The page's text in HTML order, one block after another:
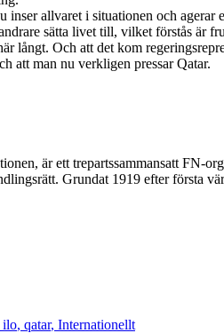
inser allvaret i situationen och
sätta livet till, vilket förstås är
långt. Och att det kom
att man nu verkligen pressar Qatar.
är ett trepartssammansatt FN-
Grundat 1919 efter första
ilo, qatar, Internationellt